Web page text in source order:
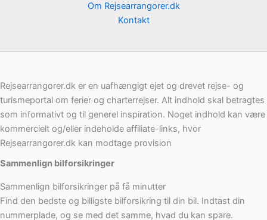
Om Rejsearrangorer.dk
Kontakt
Rejsearrangorer.dk er en uafhængigt ejet og drevet rejse- og
turismeportal om ferier og charterrejser. Alt indhold skal betragtes
som informativt og til generel inspiration. Noget indhold kan være
kommercielt og/eller indeholde affiliate-links, hvor
Rejsearrangorer.dk kan modtage provision
Sammenlign bilforsikringer
Sammenlign bilforsikringer på få minutter
Find den bedste og billigste bilforsikring til din bil. Indtast din
nummerplade, og se med det samme, hvad du kan spare.